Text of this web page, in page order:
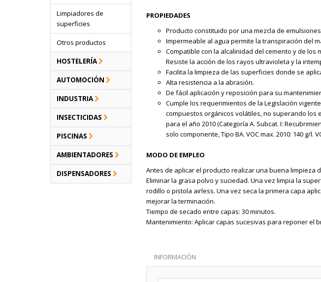
Limpiadores de
superficies
Otros productos
HOSTELERÍA
AUTOMOCIÓN
INDUSTRIA
INSECTICIDAS
PISCINAS
AMBIENTADORES
DISPENSADORES
PROPIEDADES
Producto constituido por una mezcla de
Impermeable al agua permite la transpiración del
Compatible con la alcalinidad del cemento y de los
Resiste la acción de los rayos ultravioleta y la
Facilita la limpieza de las superficies donde se
Alta resistencia a la abrasión.
De fácil aplicación y reposición para su
Cumple los requerimientos de la Legislación
compuestos orgánicos volátiles, no superando los
para el año 2010 (Categoría A. Subcat. I:
solo componente, Tipo BA. VOC max. 2010: 140 g/l.
MODO DE EMPLEO
Antes de aplicar el producto realizar una buena limpieza
Eliminar la grasa polvo y suciedad. Una vez limpia la
rodillo o pistola airless. Una vez seca la primera capa
mejorar la terminación.
Tiempo de secado entre capas: 30 minutos.
Mantenimiento: Aplicar capas sucesivas para reponer el
INFORMACIÓN